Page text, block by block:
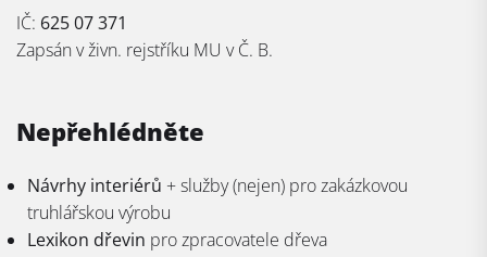
IČ: 625 07 371
Zapsán v živn. rejstříku MU v Č. B.
Nepřehlédněte
Návrhy interiérů + služby (nejen) pro zakázkovou
truhlářskou výrobu
Lexikon dřevin pro zpracovatele dřeva